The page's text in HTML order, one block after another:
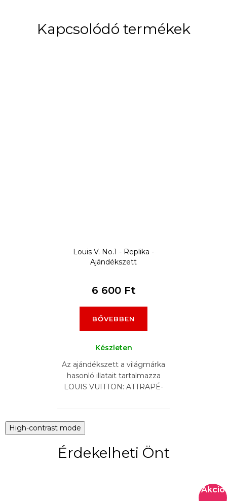
Kapcsolódó termékek
Louis V. No.1 - Replika -
Ajándékszett
6 600 Ft
BŐVEBBEN
Készleten
Az ajándékszett a világmárka
hasonló illatait tartalmazza
LOUIS VUITTON: ATTRAPÉ-
AFTERNOON SWIM,...
High-contrast mode
Érdekelheti Önt